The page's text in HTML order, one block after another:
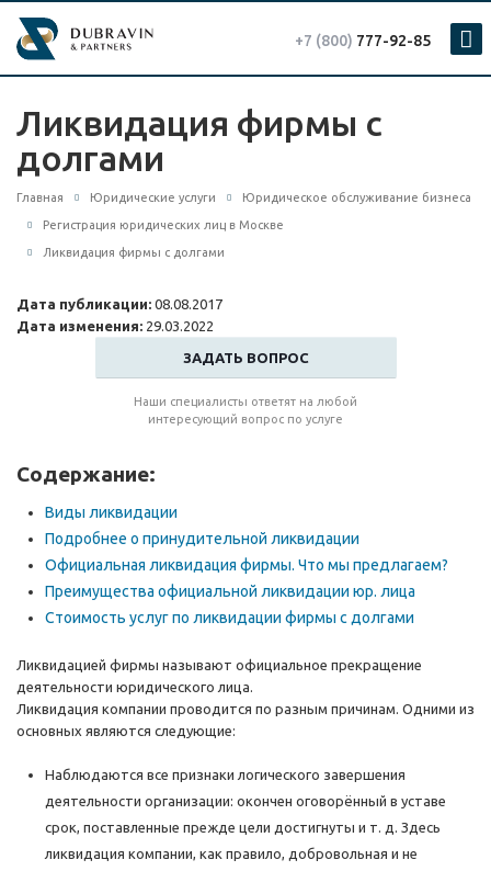
+7 (800) 777-92-85
Ликвидация фирмы с
долгами
Главная Юридические услуги Юридическое обслуживание бизнеса
Регистрация юридических лиц в Москве
Ликвидация фирмы с долгами
Дата публикации: 08.08.2017
Дата изменения: 29.03.2022
ЗАДАТЬ ВОПРОС
Наши специалисты ответят на любой
интересующий вопрос по услуге
Содержание:
Виды ликвидации
Подробнее о принудительной ликвидации
Официальная ликвидация фирмы. Что мы предлагаем?
Преимущества официальной ликвидации юр. лица
Стоимость услуг по ликвидации фирмы с долгами
Ликвидацией фирмы называют официальное прекращение
деятельности юридического лица.
Ликвидация компании проводится по разным причинам. Одними из
основных являются следующие:
Наблюдаются все признаки логического завершения
деятельности организации: окончен оговорённый в уставе
срок, поставленные прежде цели достигнуты и т. д. Здесь
ликвидация компании, как правило, добровольная и не